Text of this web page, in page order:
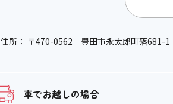
住所： 〒470-0562 豊田市永太郎町落681-1
車でお越しの場合